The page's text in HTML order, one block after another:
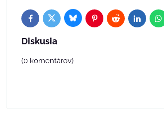
FacebookTwitterBlueskyPinterestReddit LinkedIn
Diskusia
(0 komentárov)